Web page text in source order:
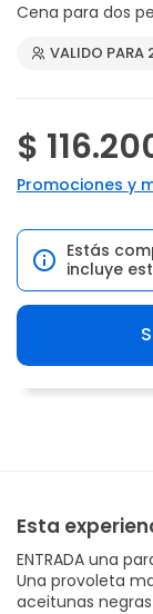
Cena para dos
VALIDO PARA
$
Promociones y
Estás
incluye
Esta
ENTRADA una
Una provoleta
aceitunas